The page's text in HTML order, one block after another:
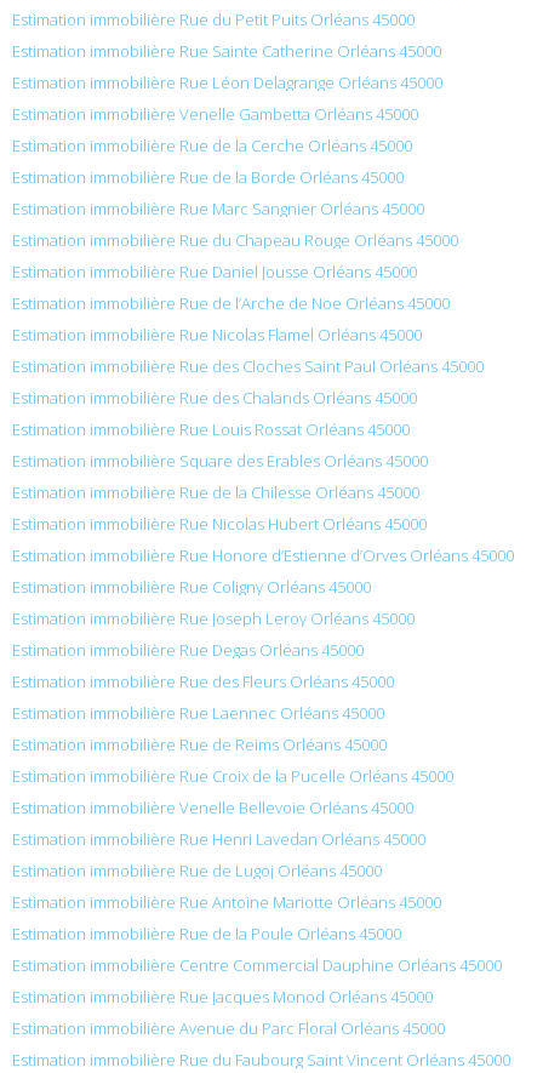
Estimation immobilière Rue du Petit Puits Orléans 45000
Estimation immobilière Rue Sainte Catherine Orléans 45000
Estimation immobilière Rue Léon Delagrange Orléans 45000
Estimation immobilière Venelle Gambetta Orléans 45000
Estimation immobilière Rue de la Cerche Orléans 45000
Estimation immobilière Rue de la Borde Orléans 45000
Estimation immobilière Rue Marc Sangnier Orléans 45000
Estimation immobilière Rue du Chapeau Rouge Orléans 45000
Estimation immobilière Rue Daniel Jousse Orléans 45000
Estimation immobilière Rue de l’Arche de Noe Orléans 45000
Estimation immobilière Rue Nicolas Flamel Orléans 45000
Estimation immobilière Rue des Cloches Saint Paul Orléans 45000
Estimation immobilière Rue des Chalands Orléans 45000
Estimation immobilière Rue Louis Rossat Orléans 45000
Estimation immobilière Square des Érables Orléans 45000
Estimation immobilière Rue de la Chilesse Orléans 45000
Estimation immobilière Rue Nicolas Hubert Orléans 45000
Estimation immobilière Rue Honore d’Estienne d’Orves Orléans 45000
Estimation immobilière Rue Coligny Orléans 45000
Estimation immobilière Rue Joseph Leroy Orléans 45000
Estimation immobilière Rue Degas Orléans 45000
Estimation immobilière Rue des Fleurs Orléans 45000
Estimation immobilière Rue Laennec Orléans 45000
Estimation immobilière Rue de Reims Orléans 45000
Estimation immobilière Rue Croix de la Pucelle Orléans 45000
Estimation immobilière Venelle Bellevoie Orléans 45000
Estimation immobilière Rue Henri Lavedan Orléans 45000
Estimation immobilière Rue de Lugoj Orléans 45000
Estimation immobilière Rue Antoine Mariotte Orléans 45000
Estimation immobilière Rue de la Poule Orléans 45000
Estimation immobilière Centre Commercial Dauphine Orléans 45000
Estimation immobilière Rue Jacques Monod Orléans 45000
Estimation immobilière Avenue du Parc Floral Orléans 45000
Estimation immobilière Rue du Faubourg Saint Vincent Orléans 45000